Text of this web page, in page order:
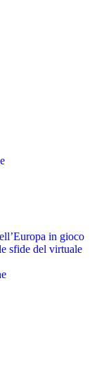
in gioco
sfide del virtuale